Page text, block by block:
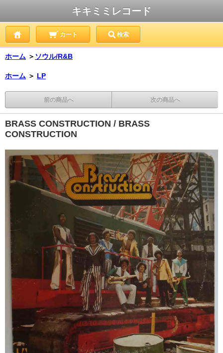
キキミミレコード
カート 検索
ホーム ＞ ソウル/R&B
ホーム ＞ LP
前の商品へ 次の商品へ
BRASS CONSTRUCTION / BRASS
CONSTRUCTION